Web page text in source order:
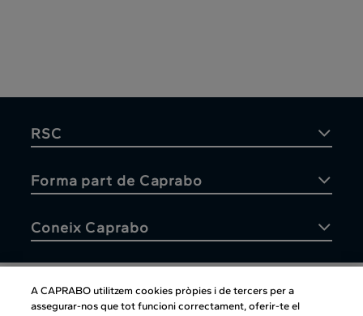
RSC
Forma part de Caprabo
Coneix Caprabo
Atenció al client
A CAPRABO utilitzem cookies pròpies i de tercers per a
assegurar-nos que tot funcioni correctament, oferir-te el